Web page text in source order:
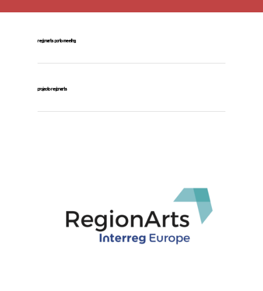
regionarts porto meeting
projecto regionarts